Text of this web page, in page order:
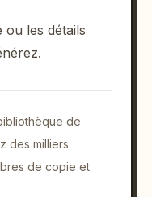
ou les détails
de
des milliers
de copie et